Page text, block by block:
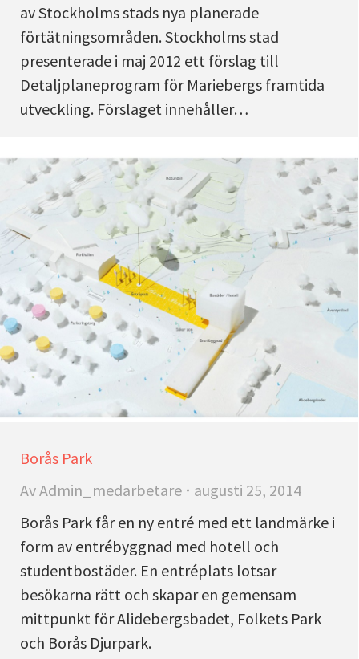
av Stockholms stads nya planerade
förtätningsområden. Stockholms stad
presenterade i maj 2012 ett förslag till
Detaljplaneprogram för Mariebergs framtida
utveckling. Förslaget innehåller…
Borås Park
AvAdmin_medarbetare
augusti 25, 2014
Borås Park får en ny entré med ett landmärke i
form av entrébyggnad med hotell och
studentbostäder. En entréplats lotsar
besökarna rätt och skapar en gemensam
mittpunkt för Alidebergsbadet, Folkets Park
och Borås Djurpark.